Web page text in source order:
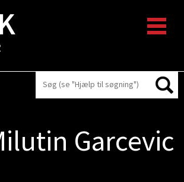
Garcevic